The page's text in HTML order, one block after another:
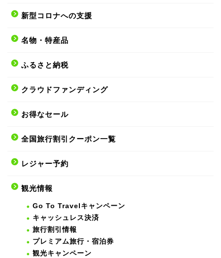
新型コロナへの支援
名物・特産品
ふるさと納税
クラウドファンディング
お得なセール
全国旅行割引クーポン一覧
レジャー予約
観光情報
Go To Travelキャンペーン
キャッシュレス決済
旅行割引情報
プレミアム旅行・宿泊券
観光キャンペーン